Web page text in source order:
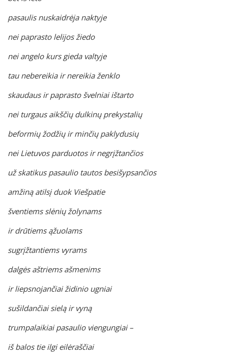
pasaulis nuskaidrėja naktyje
nei paprasto lelijos žiedo
nei angelo kurs gieda valtyje
tau nebereikia ir nereikia ženklo
skaudaus ir paprasto švelniai ištarto
nei turgaus aikščių dulkinų prekystalių
beformių žodžių ir minčių paklydusių
nei Lietuvos parduotos ir negrįžtančios
už skatikus pasaulio tautos besišypsančios
amžiną atilsį duok Viešpatie
šventiems slėnių žolynams
ir drūtiems ąžuolams
sugrįžtantiems vyrams
dalgės aštriems ašmenims
ir liepsnojančiai židinio ugniai
sušildančiai sielą ir vyną
trumpalaikiai pasaulio viengungiai –
iš balos tie ilgi eilėraščiai